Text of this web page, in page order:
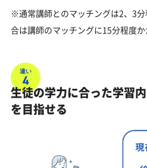
※通常講師とのマッチングは2、3
合は講師のマッチングに15分程度か
違い
4
生徒の学力に合った学習
を目指せる